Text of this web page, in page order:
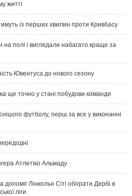
житті
із перших хвилин проти Кривбасу
полі і виглядали набагато краще за
Ювентуса до нового сезону
ще точно у стані побудови команди
футболу, перш за все у виконанні
Атлетіко Альмаду
Лінкольн Сіті обіграти Дербі в
ліги